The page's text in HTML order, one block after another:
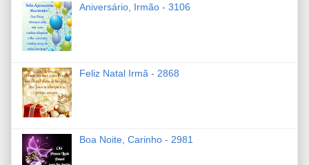
Aniversário, Irmão - 3106
Feliz Natal Irmã - 2868
Boa Noite, Carinho - 2981